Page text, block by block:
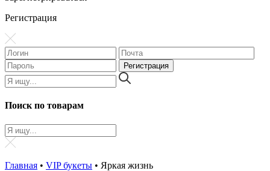
Регистрация
Поиск по товарам
Главная • VIP букеты • Яркая жизнь